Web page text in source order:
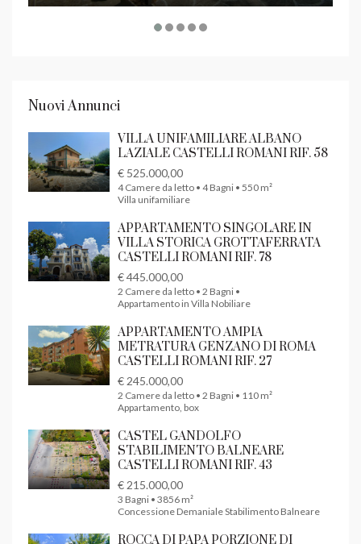
Nuovi Annunci
VILLA UNIFAMILIARE ALBANO
LAZIALE CASTELLI ROMANI RIF. 58
€ 525.000,00
4 Camere da letto • 4 Bagni • 550 m²
Villa unifamiliare
APPARTAMENTO SINGOLARE IN
VILLA STORICA GROTTAFERRATA
CASTELLI ROMANI RIF. 78
€ 445.000,00
2 Camere da letto • 2 Bagni •
Appartamento in Villa Nobiliare
APPARTAMENTO AMPIA
METRATURA GENZANO DI ROMA
CASTELLI ROMANI RIF. 27
€ 245.000,00
2 Camere da letto • 2 Bagni • 110 m²
Appartamento, box
CASTEL GANDOLFO
STABILIMENTO BALNEARE
CASTELLI ROMANI RIF. 43
€ 215.000,00
3 Bagni • 3856 m²
Concessione Demaniale Stabilimento Balneare
ROCCA DI PAPA PORZIONE DI